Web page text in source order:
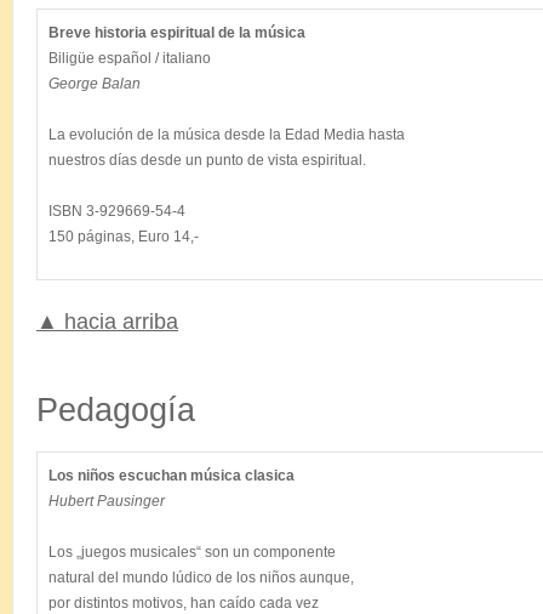
Breve historia espiritual de la música
George Balan
La evolución de la música desde la Edad Media hasta
nuestros días desde un punto de vista espiritual.
ISBN 3-929669-54-4
▲ hacia arriba
Pedagogía
Los niños escuchan música clasica
Hubert Pausinger
Los „juegos musicales“ son un componente
natural del mundo lúdico de los niños aunque,
por distintos motivos, han caído cada vez